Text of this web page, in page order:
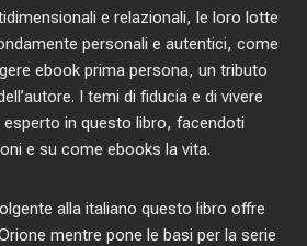
e relazionali, le loro lotte
personali e autentici, come
ebook prima persona, un tributo
I temi di fiducia e di vivere
in questo libro, facendoti
e su come ebooks la vita.
alla italiano questo libro offre
mentre pone le basi per la serie